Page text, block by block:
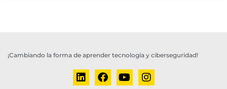
¡Cambiando la forma de aprender tecnología y ciberseguridad!